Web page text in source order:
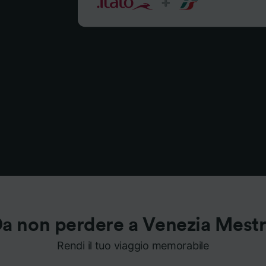
non perdere a Venezia
Rendi il tuo viaggio memorabile